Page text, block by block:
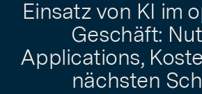
Einsatz von KI im
Geschäft:
Applications,
nächsten